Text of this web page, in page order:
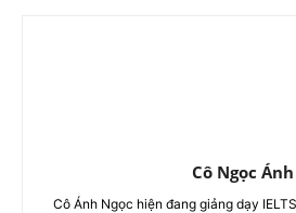
Cô Ngọc Ánh
Cô Ánh Ngọc hiện đang giảng dạy